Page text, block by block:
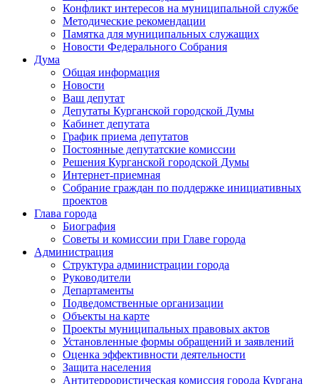
Конфликт интересов на муниципальной службе
Методические рекомендации
Памятка для муниципальных служащих
Новости Федерального Cобрания
Дума
Общая информация
Новости
Ваш депутат
Депутаты Курганской городской Думы
Кабинет депутата
График приема депутатов
Постоянные депутатские комиссии
Решения Курганской городской Думы
Интернет-приемная
Собрание граждан по поддержке инициативных
проектов
Глава города
Биография
Советы и комиссии при Главе города
Администрация
Структура администрации города
Руководители
Департаменты
Подведомственные организации
Объекты на карте
Проекты муниципальных правовых актов
Установленные формы обращений и заявлений
Оценка эффективности деятельности
Защита населения
Антитеррористическая комиссия города Кургана